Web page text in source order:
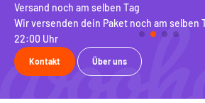
Versand noch am selben Tag
Wir versenden dein Paket noch am selben
22:00 Uhr
Kontakt Über uns